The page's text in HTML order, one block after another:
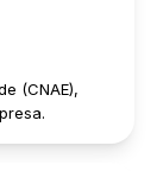
(CNAE),